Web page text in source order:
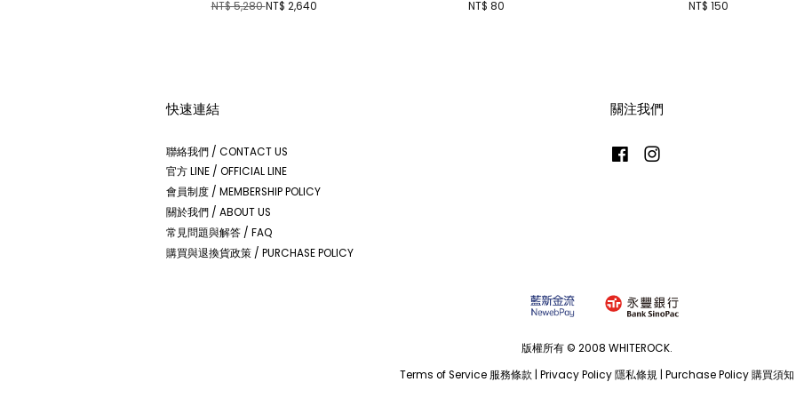
NT$ 5,280NT$ 2,640 NT$ 80 NT$ 150
快速連結
聯絡我們 / CONTACT US
官方 LINE / OFFICIAL LINE
會員制度 / MEMBERSHIP POLICY
關於我們 / ABOUT US
常見問題與解答 / FAQ
購買與退換貨政策 / PURCHASE POLICY
關注我們
Facebook
版權所有 © 2008 WHITEROCK.
Terms of Service 服務條款 Privacy Policy 隱私條規 Purchase Policy 購買須知